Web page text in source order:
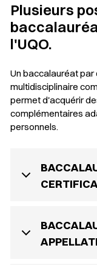
Plusieurs
l'UQO.
Un baccalauréat par
multidisciplinaire
permet d'acquérir
complémentaires
personnels.